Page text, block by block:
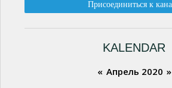
KALENDAR
« Апрель 2020 »